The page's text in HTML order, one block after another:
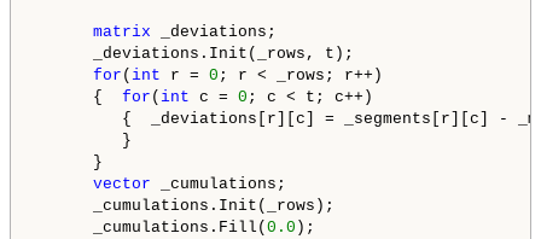
matrix _deviations;
_deviations.Init(_rows, t);
for ( int r = 0 ; r < _rows; r++)
{ for ( int c = 0 ; c < t; c++)
{  _deviations[r][c] = _segments[r][c] -
}
}
vector _cumulations;
_cumulations.Init(_rows);
_cumulations.Fill( 0.0 );